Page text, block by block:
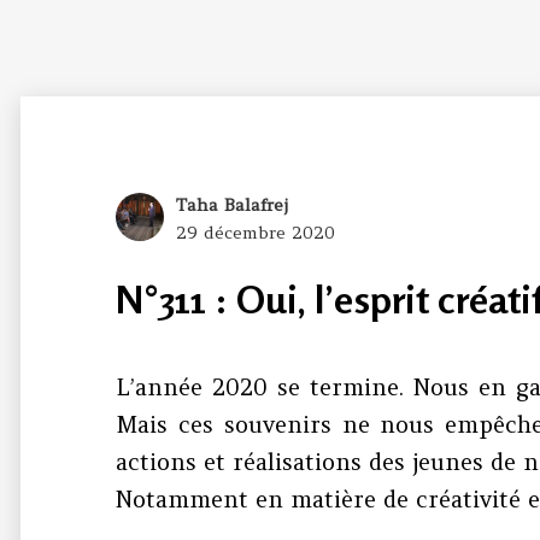
Author
Taha Balafrej
Posted
29 décembre 2020
N°311 : Oui, l’esprit
L’année 2020 se termine. Nous en
Mais ces souvenirs ne nous
actions et réalisations des jeunes de
Notamment en matière de créativité